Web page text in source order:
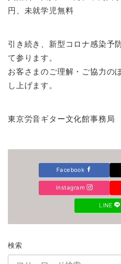
円、未就学児無料
引き続き、新型コロナ感染予
て参ります。
お客さまのご理解・ご協力の
し上げます。
東京労音ギター文化館事務局
Facebook
Instagram
LINE
検索